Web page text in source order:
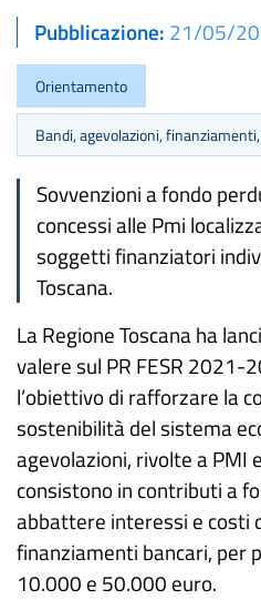
Pubblicazione 21/05/
Orientamento
Bandi, agevolazioni,
Sovvenzioni a fondo
concessi alle Pmi
soggetti finanziatori
Toscana.
La Regione Toscana ha
valere sul PR FESR 2021-
l’obiettivo di rafforzare la
sostenibilità del sistema
agevolazioni, rivolte a PMI
consistono in contributi a
abbattere interessi e costi
finanziamenti bancari, per
10.000 e 50.000 euro.